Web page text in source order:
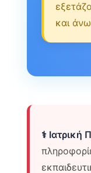
και
⚕️ Ιατρική